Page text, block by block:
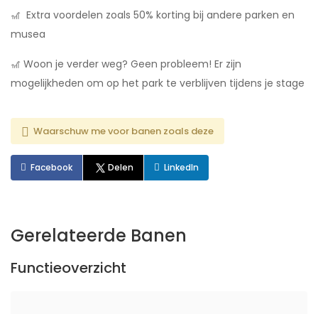
🎢 Extra voordelen zoals 50% korting bij andere parken en
musea
🎢 Woon je verder weg? Geen probleem! Er zijn
mogelijkheden om op het park te verblijven tijdens je stage
Waarschuw me voor banen zoals deze
Facebook Delen LinkedIn
Gerelateerde Banen
Functieoverzicht